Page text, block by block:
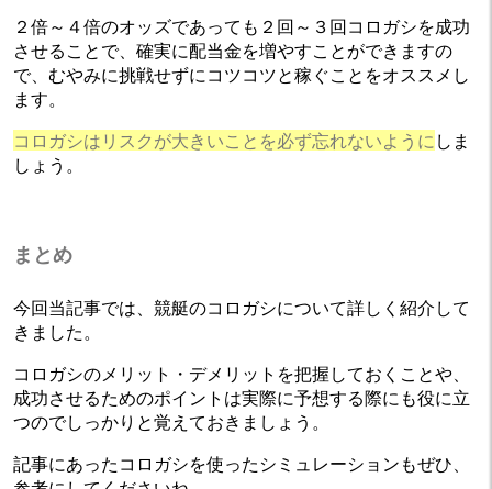
２倍～４倍のオッズであっても２回～３回コロガシを成功
させることで、確実に配当金を増やすことができますの
で、むやみに挑戦せずにコツコツと稼ぐことをオススメし
ます。
コロガシはリスクが大きいことを必ず忘れないように しま
しょう。
まとめ
今回当記事では、競艇のコロガシについて詳しく紹介して
きました。
コロガシのメリット・デメリットを把握しておくことや、
成功させるためのポイントは実際に予想する際にも役に立
つのでしっかりと覚えておきましょう。
記事にあったコロガシを使ったシミュレーションもぜひ、